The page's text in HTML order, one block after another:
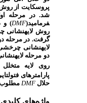
پروسکایت از روش
شد. در مرحله اول
فرمامید(DMF) و
روش لایه­نشانی
گرفت. در مرحله
لایه­نشانی چرخشی
دو مرحله
روی لایه متخلل
2
پارامترهای
حلالDMFمطلوب